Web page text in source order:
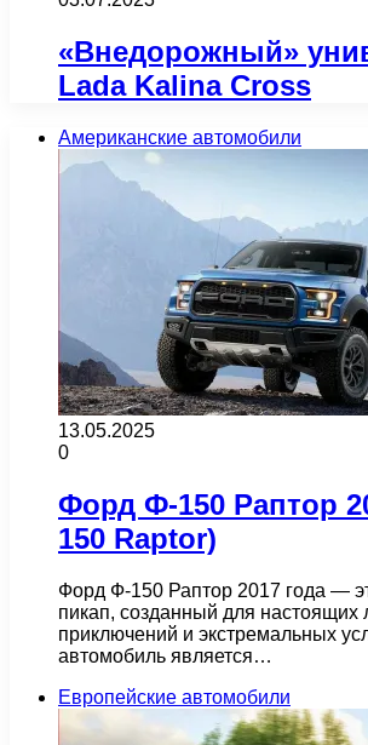
«Внедорожный»
Lada Kalina Cross
Американские автомобили
13.05.2025
0
Форд Ф-150 Раптор
150 Raptor)
Форд Ф-150 Раптор 2017 года —
пикап, созданный для настоящих
приключений и экстремальных
автомобиль является…
Европейские автомобили